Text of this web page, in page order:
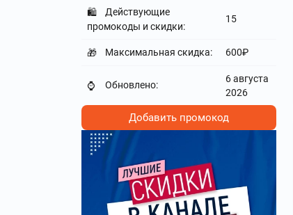
🛍️
Действующие
промокоды и скидки:
15
🎁 Максимальная скидка: 600₽
⌚ Обновлено:
6 августа
2026
Добавить промокод